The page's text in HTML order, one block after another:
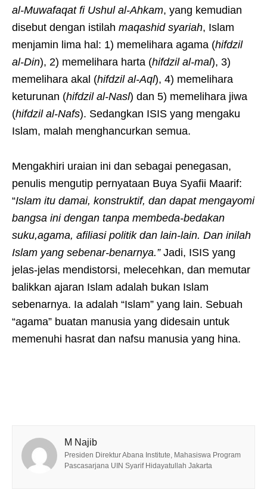
al-Muwafaqat fi Ushul al-Ahkam, yang kemudian
disebut dengan istilah maqashid syariah, Islam
menjamin lima hal: 1) memelihara agama (hifdzil
al-Din), 2) memelihara harta (hifdzil al-mal), 3)
memelihara akal (hifdzil al-Aql), 4) memelihara
keturunan (hifdzil al-Nasl) dan 5) memelihara jiwa
(hifdzil al-Nafs). Sedangkan ISIS yang mengaku
Islam, malah menghancurkan semua.
Mengakhiri uraian ini dan sebagai penegasan,
penulis mengutip pernyataan Buya Syafii Maarif:
“Islam itu damai, konstruktif, dan dapat mengayomi
bangsa ini dengan tanpa membeda-bedakan
suku,agama, afiliasi politik dan lain-lain. Dan inilah
Islam yang sebenar-benarnya.”Jadi, ISIS yang
jelas-jelas mendistorsi, melecehkan, dan memutar
balikkan ajaran Islam adalah bukan Islam
sebenarnya. Ia adalah “Islam” yang lain. Sebuah
“agama” buatan manusia yang didesain untuk
memenuhi hasrat dan nafsu manusia yang hina.
M Najib
Presiden Direktur Abana Institute, Mahasiswa Program
Pascasarjana UIN Syarif Hidayatullah Jakarta